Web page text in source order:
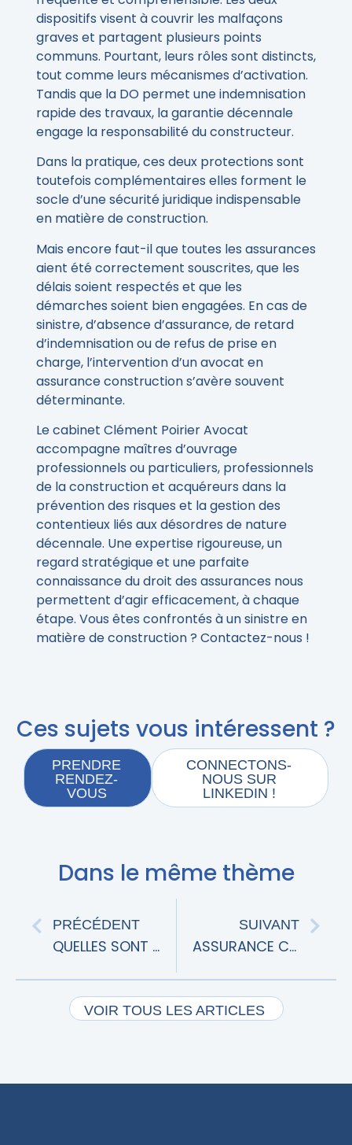
dispositifs visent à couvrir les malfaçons
graves et partagent plusieurs points
communs. Pourtant, leurs rôles sont distincts,
tout comme leurs mécanismes d’activation.
Tandis que la DO permet une indemnisation
rapide des travaux, la garantie décennale
engage la responsabilité du constructeur.
Dans la pratique, ces deux protections sont
toutefois complémentaires elles forment le
socle d’une sécurité juridique indispensable
en matière de construction.
Mais encore faut-il que toutes les assurances
aient été correctement souscrites, que les
délais soient respectés et que les
démarches soient bien engagées. En cas de
sinistre, d’absence d’assurance, de retard
d’indemnisation ou de refus de prise en
charge, l’intervention d’un avocat en
assurance construction s’avère souvent
déterminante.
Le cabinet Clément Poirier Avocat
accompagne maîtres d’ouvrage
professionnels ou particuliers, professionnels
de la construction et acquéreurs dans la
prévention des risques et la gestion des
contentieux liés aux désordres de nature
décennale. Une expertise rigoureuse, un
regard stratégique et une parfaite
connaissance du droit des assurances nous
permettent d’agir efficacement, à chaque
étape. Vous êtes confrontés à un sinistre en
matière de construction ? Contactez-nous !
Ces sujets vous intéressent ?
PRENDRE
RENDEZ-
VOUS
CONNECTONS-
NOUS SUR
LINKEDIN !
Dans le même thème
PRÉCÉDENT
QUELLES SONT LES DIFFÉRENTES ASSURANCES CONSTRUCTION ?
SUIVANT
ASSURANCE CONSTRUCTION : LES OBLIGATIONS LÉGALES
VOIR TOUS LES ARTICLES